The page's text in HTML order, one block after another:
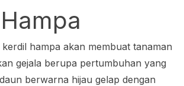
hampa akan membuat tanaman
gejala berupa pertumbuhan yang
berwarna hijau gelap dengan